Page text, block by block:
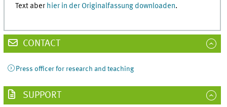
Text aber hier in der Originalfassung downloaden.
CONTACT
Press officer for research and teaching
SUPPORT